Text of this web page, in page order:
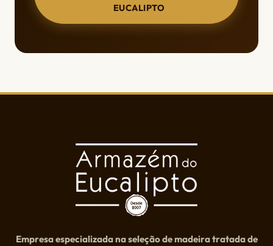
EUCALIPTO
Empresa especializada na seleção de madeira tratada de